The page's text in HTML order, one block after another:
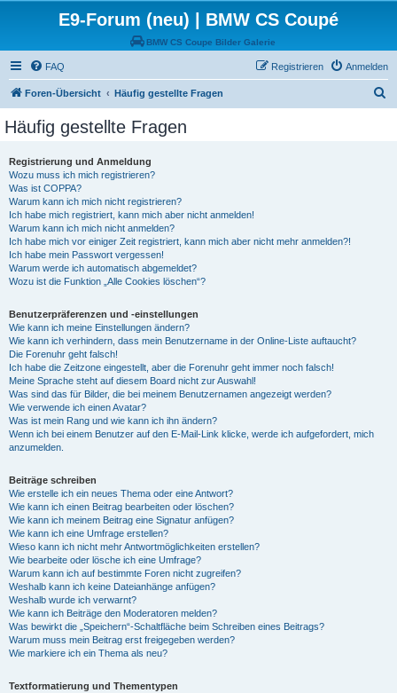
E9-Forum (neu) | BMW CS Coupé
BMW CS Coupe Bilder Galerie
FAQ Anmelden
Registrieren
Foren-Übersicht Häufig gestellte Fragen
Häufig gestellte Fragen
Registrierung und Anmeldung
Wozu muss ich mich registrieren?
Was ist COPPA?
Warum kann ich mich nicht registrieren?
Ich habe mich registriert, kann mich aber nicht anmelden!
Warum kann ich mich nicht anmelden?
Ich habe mich vor einiger Zeit registriert, kann mich aber nicht mehr anmelden?!
Ich habe mein Passwort vergessen!
Warum werde ich automatisch abgemeldet?
Wozu ist die Funktion „Alle Cookies löschen“?
Benutzerpräferenzen und -einstellungen
Wie kann ich meine Einstellungen ändern?
Wie kann ich verhindern, dass mein Benutzername in der Online-Liste auftaucht?
Die Forenuhr geht falsch!
Ich habe die Zeitzone eingestellt, aber die Forenuhr geht immer noch falsch!
Meine Sprache steht auf diesem Board nicht zur Auswahl!
Was sind das für Bilder, die bei meinem Benutzernamen angezeigt werden?
Wie verwende ich einen Avatar?
Was ist mein Rang und wie kann ich ihn ändern?
Wenn ich bei einem Benutzer auf den E-Mail-Link klicke, werde ich aufgefordert, mich
anzumelden.
Beiträge schreiben
Wie erstelle ich ein neues Thema oder eine Antwort?
Wie kann ich einen Beitrag bearbeiten oder löschen?
Wie kann ich meinem Beitrag eine Signatur anfügen?
Wie kann ich eine Umfrage erstellen?
Wieso kann ich nicht mehr Antwortmöglichkeiten erstellen?
Wie bearbeite oder lösche ich eine Umfrage?
Warum kann ich auf bestimmte Foren nicht zugreifen?
Weshalb kann ich keine Dateianhänge anfügen?
Weshalb wurde ich verwarnt?
Wie kann ich Beiträge den Moderatoren melden?
Was bewirkt die „Speichern“-Schaltfläche beim Schreiben eines Beitrags?
Warum muss mein Beitrag erst freigegeben werden?
Wie markiere ich ein Thema als neu?
Textformatierung und Thementypen